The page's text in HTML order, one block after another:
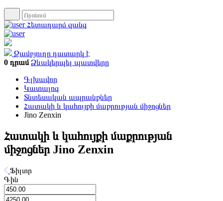
Հետադարձ զանգ
Զամբյուղը դատարկ է
0 դրամ Ձևակերպել պատվերը
Գլխավոր
Կատալոգ
Տնտեսական ապրանքներ
Հատակի և կահույքի մաքրության միջոցներ
Jino Zenxin
Հատակի և կահույքի մաքրության
միջոցներ Jino Zenxin
Ֆիլտր
Գին